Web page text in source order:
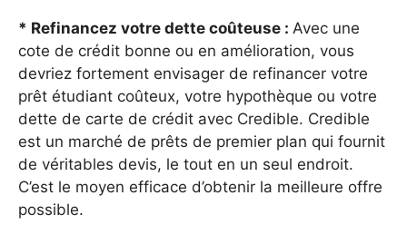
* Refinancez votre dette coûteuse : Avec une
cote de crédit bonne ou en amélioration, vous
devriez fortement envisager de refinancer votre
prêt étudiant coûteux, votre hypothèque ou votre
dette de carte de crédit avec Credible. Credible
est un marché de prêts de premier plan qui fournit
de véritables devis, le tout en un seul endroit.
C’est le moyen efficace d’obtenir la meilleure offre
possible.